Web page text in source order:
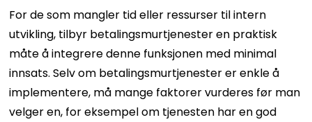
For de som mangler tid eller ressurser til intern
utvikling, tilbyr betalingsmurtjenester en praktisk
måte å integrere denne funksjonen med minimal
innsats. Selv om betalingsmurtjenester er enkle å
implementere, må mange faktorer vurderes før man
velger en, for eksempel om tjenesten har en god